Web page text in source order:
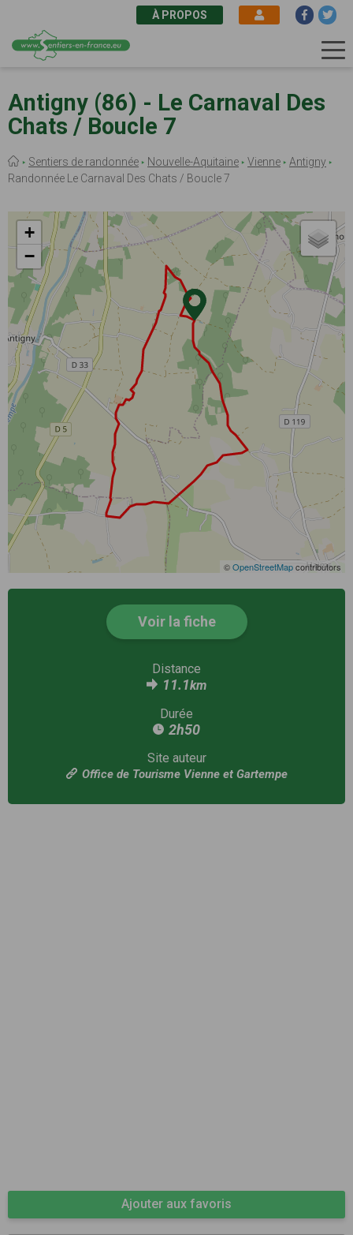
contenu
principal
À PROPOS
Antigny (86) - Le Carnaval Des
Chats / Boucle 7
Fil
d'Ariane
Sentiers de randonnée Nouvelle-Aquitaine Vienne
Antigny
Randonnée Le Carnaval Des Chats / Boucle 7
+
−
©OpenStreetMapcontributors
Voir la fiche
Distance
11.1km
Durée
2h50
Site auteur
Office de Tourisme Vienne et Gartempe
Ajouter aux favoris